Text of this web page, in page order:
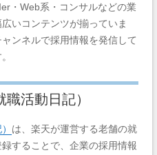
・Web系・コンサルなどの業
いコンテンツが揃っていま
ンネルで採用情報を発信して
活動日記）
は、楽天が運営する老舗の就
することで、企業の採用情報